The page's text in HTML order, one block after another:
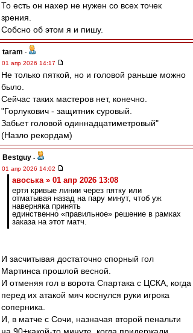
То есть он нахер не нужен со всех точек
зрения.
Собсно об этом я и пишу.
taram -
01 апр 2026 14:17
Не только пяткой, но и головой раньше можно
было.
Сейчас таких мастеров нет, конечно.
"Горлукович - защитник суровый.
Забьет головой одиннадцатиметровый"
(Назло рекордам)
Bestguy -
01 апр 2026 14:02
авоська » 01 апр 2026 13:08
ертя кривые линии через пятку или
отматывая назад на пару минут, чтоб уж
наверняка принять
единственно «правильное» решение в рамках
заказа на этот матч.
И засчитывая достаточно спорный гол
Мартинса прошлой весной.
И отменяя гол в ворота Спартака с ЦСКА, когда
перед их атакой мяч коснулся руки игрока
соперника.
И, в матче с Сочи, назначая второй пенальти